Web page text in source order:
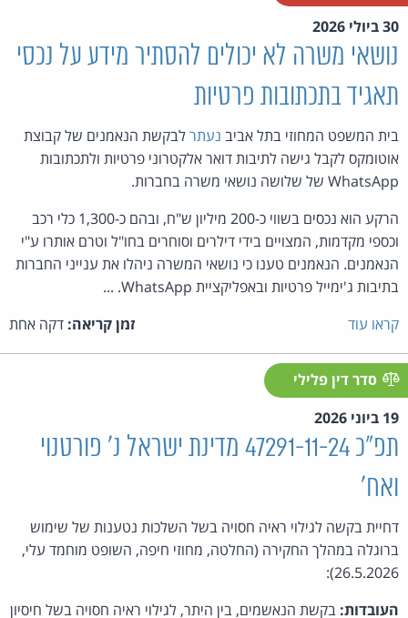
30 ביולי 2026
נושאי משרה לא יכולים להסתיר מידע על נכסי
תאגיד בתכתובות פרטיות
בית המשפט המחוזי בתל אביב נעתרלבקשת הנאמנים של קבוצת
אוטומקס לקבל גישה לתיבות דואר אלקטרוני פרטיות ולתכתובות
WhatsApp של שלושה נושאי משרה בחברות.
הרקע הוא נכסים בשווי כ-200 מיליון ש"ח, ובהם כ-1,300 כלי רכב
וכספי מקדמות, המצויים בידי דילרים וסוחרים בחו"ל וטרם אותרו ע"י
הנאמנים. הנאמנים טענו כי נושאי המשרה ניהלו את ענייני החברות
בתיבות ג'ימייל פרטיות ובאפליקציית WhatsApp. ...
קראו עוד
זמן קריאה: דקה אחת
סדר דין פלילי
19 ביוני 2026
תפ"כ 47291-11-24 מדינת ישראל נ' פורטנוי
ואח'
דחיית בקשה לגילוי ראיה חסויה בשל השלכות נטענות של שימוש
ברוגלה במהלך החקירה (החלטה, מחוזי חיפה, השופט מוחמד עלי,
26.5.2026):
העובדות: בקשת הנאשמים, בין היתר, לגילוי ראיה חסויה בשל חיסיון